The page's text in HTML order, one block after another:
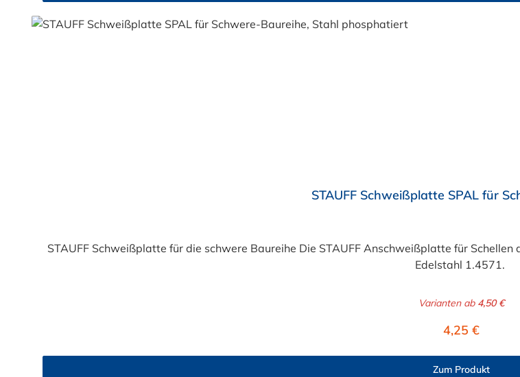
STAUFF Schweißplatte SPAL für
STAUFF Schweißplatte für die schwere Baureihe Die STAUFF Anschweißplatte für
Edelstahl 1.4571.
Varianten ab4,50 €
Regulärer
4,25 €
Zum Produkt